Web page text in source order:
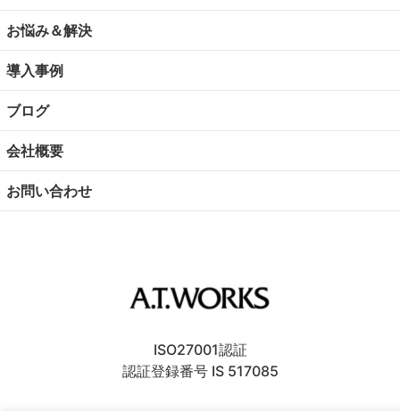
お悩み＆解決
導入事例
ブログ
会社概要
お問い合わせ
ISO27001認証
認証登録番号 IS 517085